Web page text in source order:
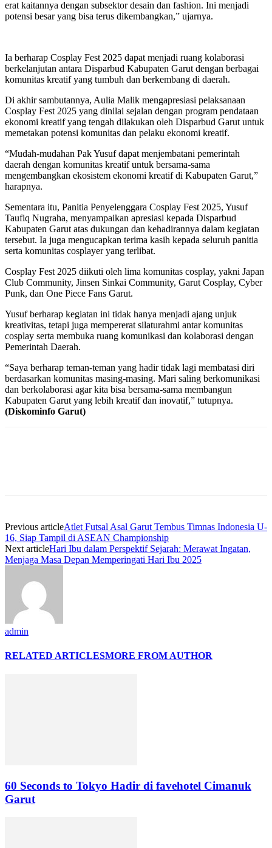
erat kaitannya dengan subsektor desain dan fashion. Ini menjadi
potensi besar yang bisa terus dikembangkan,” ujarnya.
Ia berharap Cosplay Fest 2025 dapat menjadi ruang kolaborasi
berkelanjutan antara Disparbud Kabupaten Garut dengan berbagai
komunitas kreatif yang tumbuh dan berkembang di daerah.
Di akhir sambutannya, Aulia Malik mengapresiasi pelaksanaan
Cosplay Fest 2025 yang dinilai sejalan dengan program pendataan
ekonomi kreatif yang tengah dilakukan oleh Disparbud Garut untuk
memetakan potensi komunitas dan pelaku ekonomi kreatif.
“Mudah-mudahan Pak Yusuf dapat menjembatani pemerintah
daerah dengan komunitas kreatif untuk bersama-sama
mengembangkan ekosistem ekonomi kreatif di Kabupaten Garut,”
harapnya.
Sementara itu, Panitia Penyelenggara Cosplay Fest 2025, Yusuf
Taufiq Nugraha, menyampaikan apresiasi kepada Disparbud
Kabupaten Garut atas dukungan dan kehadirannya dalam kegiatan
tersebut. Ia juga mengucapkan terima kasih kepada seluruh panitia
serta komunitas cosplayer yang terlibat.
Cosplay Fest 2025 diikuti oleh lima komunitas cosplay, yakni Japan
Club Community, Jinsen Sinkai Community, Garut Cosplay, Cyber
Punk, dan One Piece Fans Garut.
Yusuf berharap kegiatan ini tidak hanya menjadi ajang unjuk
kreativitas, tetapi juga mempererat silaturahmi antar komunitas
cosplay serta membuka ruang komunikasi dan kolaborasi dengan
Pemerintah Daerah.
“Saya berharap teman-teman yang hadir tidak lagi membatasi diri
berdasarkan komunitas masing-masing. Mari saling berkomunikasi
dan berkolaborasi agar kita bisa bersama-sama membangun
Kabupaten Garut yang lebih kreatif dan inovatif,” tutupnya.
(Diskominfo Garut)
Previous articleAtlet Futsal Asal Garut Tembus Timnas Indonesia U-
16, Siap Tampil di ASEAN Championship
Next articleHari Ibu dalam Perspektif Sejarah: Merawat Ingatan,
Menjaga Masa Depan Memperingati Hari Ibu 2025
admin
RELATED ARTICLESMORE FROM AUTHOR
60 Seconds to Tokyo Hadir di favehotel Cimanuk
Garut